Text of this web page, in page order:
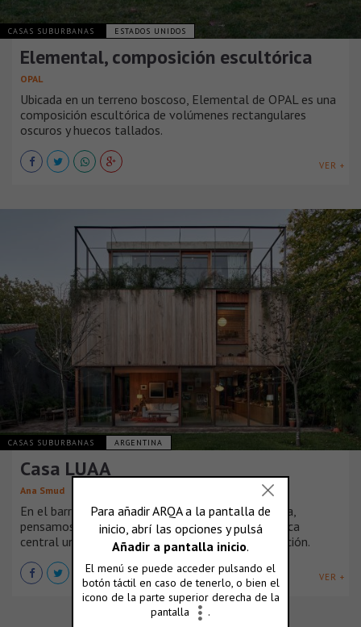
CASAS SUBURBANAS ESTADOS UNIDOS
Elemental, composición escultórica
OPAL
Ubicada en un terreno boscoso, Elemental de OPAL es una
composición escultórica de volúmenes rectangulares
oscuros y huecos tallados.
VER +
CASAS SUBURBANAS ARGENTINA
Casa LUAA
Ana Smud
En el barrio residencial de Vicente Lopez, Argentina,
pensamos una casa que tuviera como característica
central un vínculo fluido con el jardín y su vegetación.
VER +